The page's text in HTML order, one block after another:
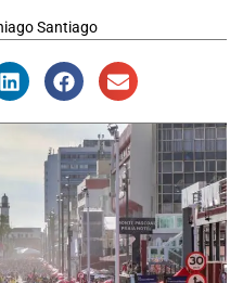
Santiago